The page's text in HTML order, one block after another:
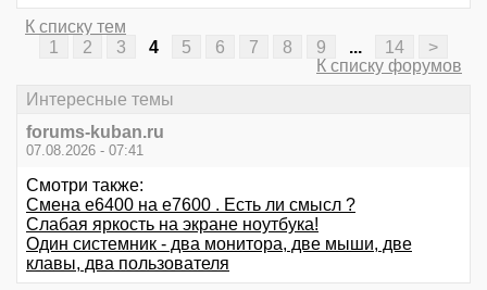
К списку тем
1
2 3 4 5 6 7 8 9 14
>
К списку форумов
Интересные темы
forums-kuban.ru
07.08.2026 - 07:41
Смотри также:
Смена е6400 на е7600 . Есть ли смысл ?
Слабая яркость на экране ноутбука!
Один системник - два монитора, две мыши, две
клавы, два пользователя